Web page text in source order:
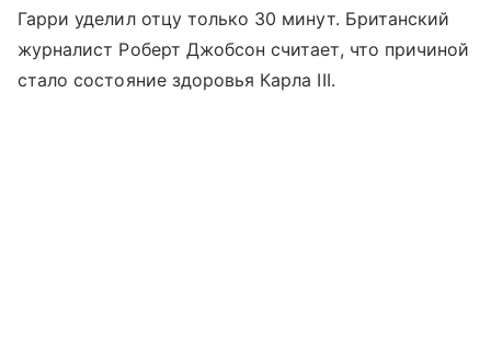
Гарри уделил отцу только 30 минут. Британский
журналист Роберт Джобсон считает, что причиной
стало состояние здоровья Карла III.